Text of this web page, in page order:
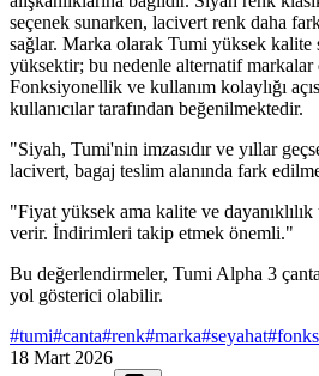
seçenek sunarken, lacivert renk daha
sağlar. Marka olarak Tumi yüksek kalite
yüksektir; bu nedenle alternatif
Fonksiyonellik ve kullanım kolaylığı
kullanıcılar tarafından beğenilmektedir.
"Siyah, Tumi'nin imzasıdır ve yıllar
lacivert, bagaj teslim alanında fark
"Fiyat yüksek ama kalite ve dayanıklılık
verir. İndirimleri takip etmek önemli."
Bu değerlendirmeler, Tumi Alpha 3
yol gösterici olabilir.
#tumi#canta#renk#marka#seyahat#
18 Mart 2026